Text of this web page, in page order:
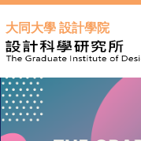
到
主
要
內
容
區
大同大學 設計學院